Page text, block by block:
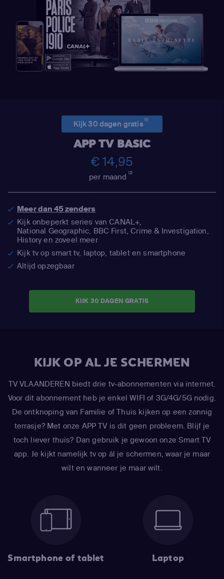
Kijk 30 dagen gratis(1)
APP TV BASIC
€ 14,95
per maand(2)
Meer dan 45 zenders
Kijk onbeperkt series van CANAL+,
National Geographic, BBC First, Crime & Investigation,
History en zoveel meer
Kijk tv op smart tv, laptop, tablet en smartphone
Altijd opzegbaar
KIJK 30 DAGEN GRATIS
KIJK OP AL JE SCHERMEN
TV VLAANDEREN biedt drie tv-abonnementen via internet.
Voor dit abonnement heb je enkel WIFI of 3G/4G/5G nodig.
De ontknoping van Familie of Thuis kijken op een zonnig
terrasje? Met onze APP TV is dit geen probleem. Blijf je
toch liever thuis? Dan gebruik je gewoon onze Smart TV
app. Je kijkt namelijk tv op ál je schermen, waar je maar
wilt en wanneer je maar wilt.
Smartphone of tablet Laptop